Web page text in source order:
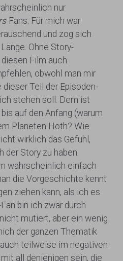
nur
-Fans. Für mich war
und zog sich
Ohne Story-
Film auch
obwohl man mir
dieser Teil der Episoden-
stehen soll. Dem ist
auf den Anfang (warum
Planeten Hoth? Wie
wirklich das Gefühl,
der Story zu haben.
wahrscheinlich einfach
die Vorgeschichte kennt
ziehen kann, als ich es
bin ich zwar durch
mutiert, aber ein wenig
der ganzen Thematik
teilweise im negativen
all denjenigen sein, die